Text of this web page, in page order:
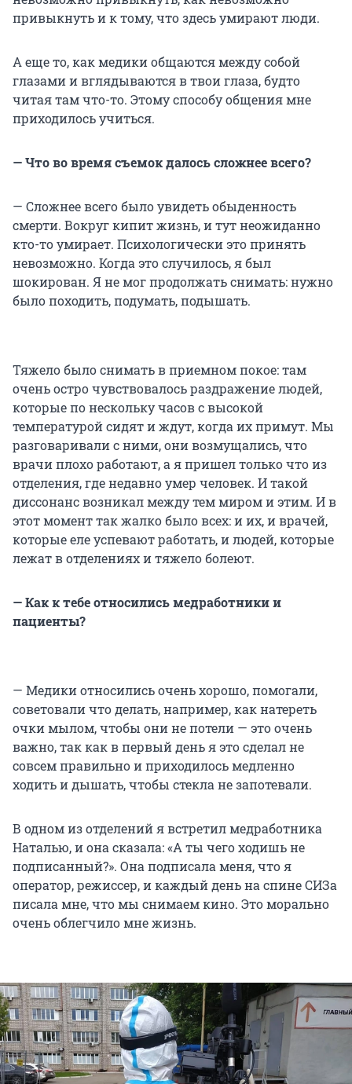
привыкнуть и к тому, что здесь умирают люди.
А еще то, как медики общаются между собой
глазами и вглядываются в твои глаза, будто
читая там что-то. Этому способу общения мне
приходилось учиться.
— Что во время съемок далось сложнее всего?
— Сложнее всего было увидеть обыденность
смерти. Вокруг кипит жизнь, и тут неожиданно
кто-то умирает. Психологически это принять
невозможно. Когда это случилось, я был
шокирован. Я не мог продолжать снимать: нужно
было походить, подумать, подышать.
Тяжело было снимать в приемном покое: там
очень остро чувствовалось раздражение людей,
которые по нескольку часов с высокой
температурой сидят и ждут, когда их примут. Мы
разговаривали с ними, они возмущались, что
врачи плохо работают, а я пришел только что из
отделения, где недавно умер человек. И такой
диссонанс возникал между тем миром и этим. И в
этот момент так жалко было всех: и их, и врачей,
которые еле успевают работать, и людей, которые
лежат в отделениях и тяжело болеют.
— Как к тебе относились медработники и
пациенты?
— Медики относились очень хорошо, помогали,
советовали что делать, например, как натереть
очки мылом, чтобы они не потели — это очень
важно, так как в первый день я это сделал не
совсем правильно и приходилось медленно
ходить и дышать, чтобы стекла не запотевали.
В одном из отделений я встретил медработника
Наталью, и она сказала: «А ты чего ходишь не
подписанный?». Она подписала меня, что я
оператор, режиссер, и каждый день на спине СИЗа
писала мне, что мы снимаем кино. Это морально
очень облегчило мне жизнь.